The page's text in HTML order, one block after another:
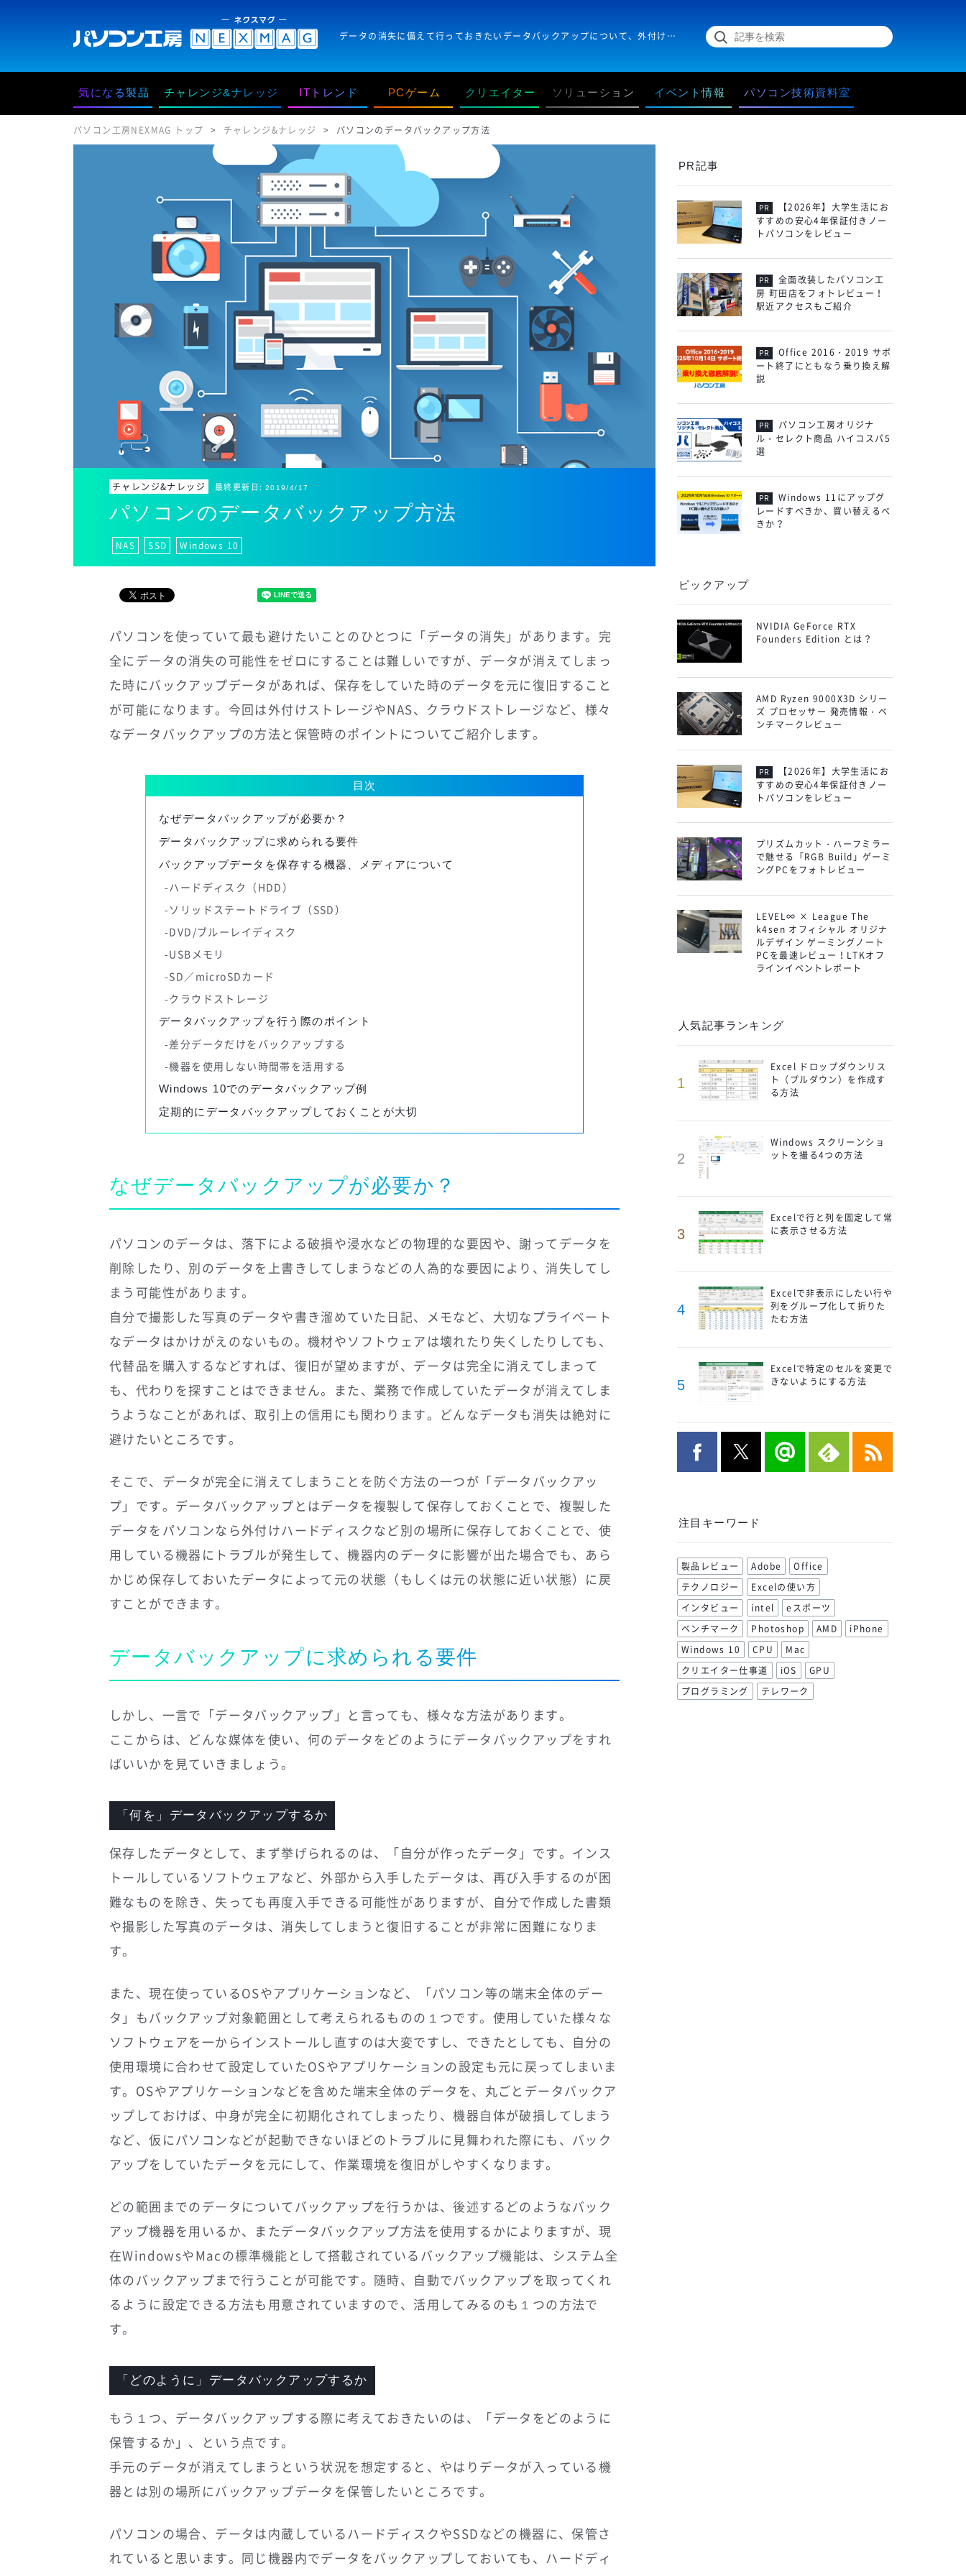
データの消失に備えて行っておきたいデータバックアップについて、外付けストレージやNAS、クラウドストレージなど、様々な方法と保管時のポイントについてご紹介します。
気になる製品 チャレンジ&ナレッジ ITトレンド PCゲーム クリエイター ソリューション イベント情報 パソコン技術資料室
パソコン工房NEXMAG トップ チャレンジ&ナレッジ パソコンのデータバックアップ方法
チャレンジ&ナレッジ 最終更新日: 2019/4/17
パソコンのデータバックアップ方法
NAS SSD Windows 10
パソコンを使っていて最も避けたいことのひとつに「データの消失」があります。完
全にデータの消失の可能性をゼロにすることは難しいですが、データが消えてしまっ
た時にバックアップデータがあれば、保存をしていた時のデータを元に復旧すること
が可能になります。今回は外付けストレージやNAS、クラウドストレージなど、様々
なデータバックアップの方法と保管時のポイントについてご紹介します。
目次
なぜデータバックアップが必要か？
データバックアップに求められる要件
バックアップデータを保存する機器、メディアについて
ハードディスク（HDD）
ソリッドステートドライブ（SSD）
DVD/ブルーレイディスク
USBメモリ
SD／microSDカード
クラウドストレージ
データバックアップを行う際のポイント
差分データだけをバックアップする
機器を使用しない時間帯を活用する
Windows 10でのデータバックアップ例
定期的にデータバックアップしておくことが大切
なぜデータバックアップが必要か？
パソコンのデータは、落下による破損や浸水などの物理的な要因や、謝ってデータを
削除したり、別のデータを上書きしてしまうなどの人為的な要因により、消失してし
まう可能性があります。
自分で撮影した写真のデータや書き溜めていた日記、メモなど、大切なプライベート
なデータはかけがえのないもの。機材やソフトウェアは壊れたり失くしたりしても、
代替品を購入するなどすれば、復旧が望めますが、データは完全に消えてしまって
も、代わりを探すことはできません。また、業務で作成していたデータが消えてしま
うようなことがあれば、取引上の信用にも関わります。どんなデータも消失は絶対に
避けたいところです。
そこで、データが完全に消えてしまうことを防ぐ方法の一つが「データバックアッ
プ」です。データバックアップとはデータを複製して保存しておくことで、複製した
データをパソコンなら外付けハードディスクなど別の場所に保存しておくことで、使
用している機器にトラブルが発生して、機器内のデータに影響が出た場合でも、あら
かじめ保存しておいたデータによって元の状態（もしくは元の状態に近い状態）に戻
すことができます。
データバックアップに求められる要件
しかし、一言で「データバックアップ」と言っても、様々な方法があります。
ここからは、どんな媒体を使い、何のデータをどのようにデータバックアップをすれ
ばいいかを見ていきましょう。
「何を」データバックアップするか
保存したデータとして、まず挙げられるのは、「自分が作ったデータ」です。インス
トールしているソフトウェアなど、外部から入手したデータは、再び入手するのが困
難なものを除き、失っても再度入手できる可能性がありますが、自分で作成した書類
や撮影した写真のデータは、消失してしまうと復旧することが非常に困難になりま
す。
また、現在使っているOSやアプリケーションなど、「パソコン等の端末全体のデー
タ」もバックアップ対象範囲として考えられるものの１つです。使用していた様々な
ソフトウェアを一からインストールし直すのは大変ですし、できたとしても、自分の
使用環境に合わせて設定していたOSやアプリケーションの設定も元に戻ってしまいま
す。OSやアプリケーションなどを含めた端末全体のデータを、丸ごとデータバックア
ップしておけば、中身が完全に初期化されてしまったり、機器自体が破損してしまう
など、仮にパソコンなどが起動できないほどのトラブルに見舞われた際にも、バック
アップをしていたデータを元にして、作業環境を復旧がしやすくなります。
どの範囲までのデータについてバックアップを行うかは、後述するどのようなバック
アップ機器を用いるか、またデータバックアップ方法を使用するかによりますが、現
在WindowsやMacの標準機能として搭載されているバックアップ機能は、システム全
体のバックアップまで行うことが可能です。随時、自動でバックアップを取ってくれ
るように設定できる方法も用意されていますので、活用してみるのも１つの方法で
す。
「どのように」データバックアップするか
もう１つ、データバックアップする際に考えておきたいのは、「データをどのように
保管するか」、という点です。
手元のデータが消えてしまうという状況を想定すると、やはりデータが入っている機
器とは別の場所にバックアップデータを保管したいところです。
パソコンの場合、データは内蔵しているハードディスクやSSDなどの機器に、保管さ
れていると思います。同じ機器内でデータをバックアップしておいても、ハードディ
PR記事
【2026年】大学生活にお
すすめの安心4年保証付きノー
トパソコンをレビュー
全面改装したパソコン工
房 町田店をフォトレビュー！
駅近アクセスもご紹介
Office 2016・2019 サポ
ート終了にともなう乗り換え解
説
パソコン工房オリジナ
ル・セレクト商品 ハイコスパ5
選
Windows 11にアップグ
レードすべきか、買い替えるべ
きか？
ピックアップ
NVIDIA GeForce RTX
Founders Edition とは？
AMD Ryzen 9000X3D シリー
ズ プロセッサー 発売情報・ベ
ンチマークレビュー
【2026年】大学生活にお
すすめの安心4年保証付きノー
トパソコンをレビュー
プリズムカット・ハーフミラー
で魅せる「RGB Build」ゲーミ
ングPCをフォトレビュー
LEVEL∞ × League The
k4sen オフィシャル オリジナ
ルデザイン ゲーミングノート
PCを最速レビュー！LTKオフ
ラインイベントレポート
人気記事ランキング
1
Excel ドロップダウンリス
ト（プルダウン）を作成す
る方法
2
Windows スクリーンショ
ットを撮る4つの方法
3
Excelで行と列を固定して常
に表示させる方法
4
Excelで非表示にしたい行や
列をグループ化して折りた
たむ方法
5
Excelで特定のセルを変更で
きないようにする方法
注目キーワード
製品レビュー Adobe
Office
テクノロジー
Excelの使い方
インタビュー
intel
eスポーツ
ベンチマーク
Photoshop AMD
iPhone
Windows 10
CPU
Mac
クリエイター仕事道
iOS
GPU
プログラミング
テレワーク